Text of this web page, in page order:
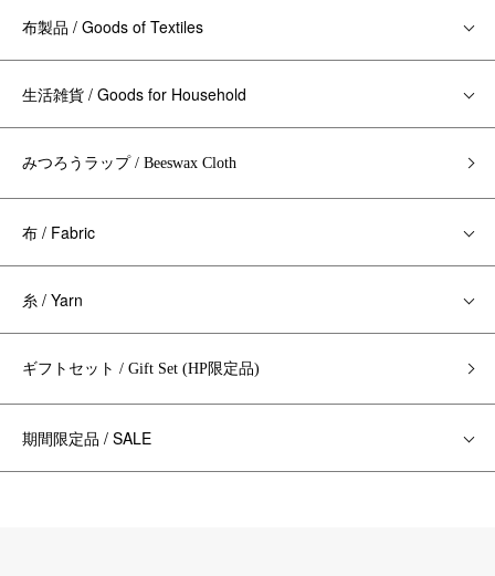
布製品 / Goods of Textiles
生活雑貨 / Goods for Household
みつろうラップ / Beeswax Cloth
布 / Fabric
糸 / Yarn
ギフトセット / Gift Set (HP限定品)
期間限定品 / SALE